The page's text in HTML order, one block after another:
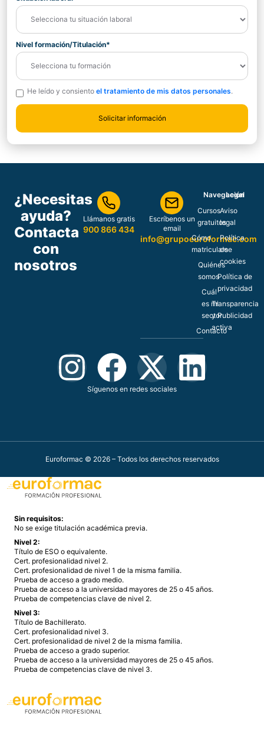
Nivel formación/Titulación*
He leído y consiento el tratamiento de mis datos personales.
¿Necesitas
ayuda?
Contacta
con
nosotros
Llámanos gratis
900 866 434
Escríbenos un
email
info@grupoeuroformac.com
Navegación
Cursos
gratuitos
Cómo
matricularse
Quiénes
somos
Cuál
es mi
sector
Contacto
Legal
Aviso
legal
Política
de
cookies
Política de
privacidad
Transparencia
y Publicidad
activa
Síguenos en redes sociales
Euroformac © 2026 – Todos los derechos reservados
Sin requisitos:
No se exige titulación académica previa.
Nivel 2:
Título de ESO o equivalente.
Cert. profesionalidad nivel 2.
Cert. profesionalidad de nivel 1 de la misma familia.
Prueba de acceso a grado medio.
Prueba de acceso a la universidad mayores de 25 o 45 años.
Prueba de competencias clave de nivel 2.
Nivel 3:
Título de Bachillerato.
Cert. profesionalidad nivel 3.
Cert. profesionalidad de nivel 2 de la misma familia.
Prueba de acceso a grado superior.
Prueba de acceso a la universidad mayores de 25 o 45 años.
Prueba de competencias clave de nivel 3.